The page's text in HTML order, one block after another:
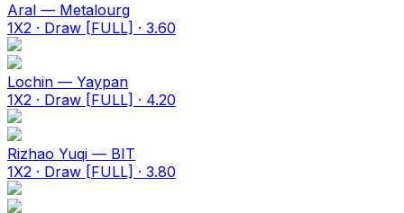
Aral — Metalourg
1X2 · Draw [FULL] · 3.60
Lochin — Yaypan
1X2 · Draw [FULL] · 4.20
Rizhao Yuqi — BIT
1X2 · Draw [FULL] · 3.80